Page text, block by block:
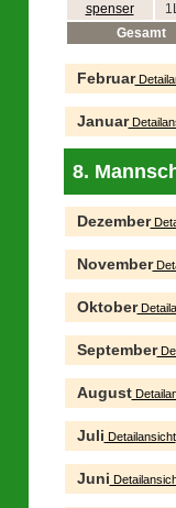
spenser
Gesamt
Februar
Januar
8.
Dezember
November
Oktober
September
August
Juli Detailansicht
Juni